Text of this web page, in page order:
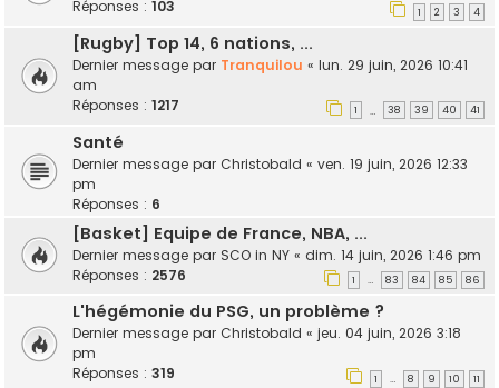
Réponses : 103 1 2 3 4
[Rugby] Top 14, 6 nations, ...
Dernier message par Tranquilou « lun. 29 juin, 2026 10:41
am
Réponses : 1217 1 … 38 39 40 41
Santé
Dernier message par Christobald « ven. 19 juin, 2026 12:33
pm
Réponses : 6
[Basket] Equipe de France, NBA, ...
Dernier message par SCO in NY « dim. 14 juin, 2026 1:46 pm
Réponses : 2576 1 … 83 84 85 86
L'hégémonie du PSG, un problème ?
Dernier message par Christobald « jeu. 04 juin, 2026 3:18
pm
Réponses : 319 1 … 8 9 10 11